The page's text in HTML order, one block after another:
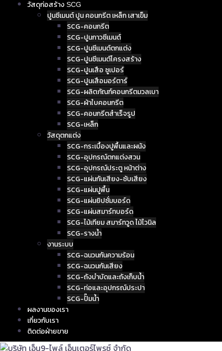
วัสดุก่อสร้าง SCG
ปูนซีเมนต์ ปูน คอนกรีต เหล็ก เสาเข็ม
SCG-คอนกรีต
SCG-ปูนกาวซีเมนต์
SCG-ปูนซีเมนต์ตกแต่ง
SCG-ปูนซีเมนต์โครงสร้าง
SCG-ปูนเสือ ซูเปอร์
SCG-ปูนเสือมอร์ตาร์
SCG-ผลิตภัณฑ์คอนกรีตมวลเบา
SCG-ผ้าใบคอนกรีต
SCG-คอนกรีตสำเร็จรูป
SCG-เหล็ก
วัสดุตกแต่ง
SCG-กระเบื้องปูพื้นและผนัง
SCG-อุปกรณ์ตกแต่งสวน
SCG-อุปกรณ์ประตู หน้าต่าง
SCG-แผ่นกันเสียง-ซับเสียง
SCG-แผ่นปูพื้น
SCG-แผ่นยิปซั่มบอร์ด
SCG-แผ่นสมาร์ทบอร์ด
SCG-ไม้เทียม สมาร์ทวูด ไม้ไวนิล
SCG-รางน้ำ
งานระบบ
SCG-ฉนวนกันความร้อน
SCG-ฉนวนกันเสียง
SCG-ถังบำบัดและถังเก็บน้ำ
SCG-ท่อและอุปกรณ์ประปา
SCG-ปั๊มน้ำ
ผลงานของเรา
เกี่ยวกับเรา
ติดต่อฝ่ายขาย